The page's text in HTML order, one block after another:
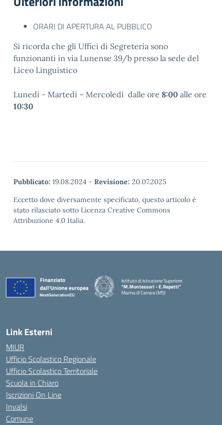
ORARI DI APERTURA AL PUBBLICO
Si ricorda che gli Uffici di Segreteria sono
funzionanti in via Lunense 39/b presso la sede del
Liceo Linguistico
Lunedì - Martedì – Mercoledì dalle ore 8:00 alle ore
10:30
Pubblicato: 19.08.2024 - Revisione: 20.07.2025
Eccetto dove diversamente specificato, questo articolo è
stato rilasciato sotto Licenza Creative Commons
Attribuzione 4.0 Italia.
Istituto di Istruzione Superiore
"M.Montessori - E.Repetti"
Marina di Carrara (MS)
Link Esterni
MIUR
Ufficio Scolastico Regionale
Ufficio Scolastico Territoriale
Scuola in Chiaro
Iscrizioni On Line
Invalsi
Comune